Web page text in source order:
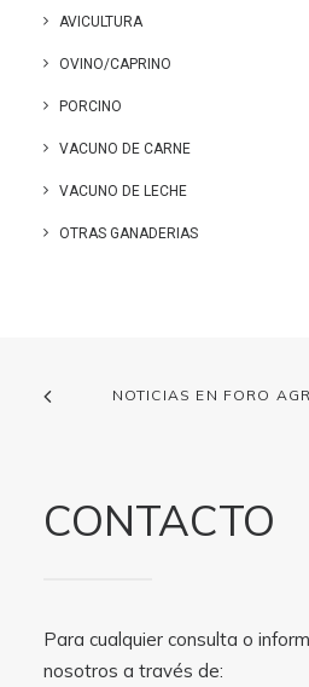
AVICULTURA
OVINO/CAPRINO
PORCINO
VACUNO DE CARNE
VACUNO DE LECHE
OTRAS GANADERIAS
NOTICIAS EN FORO
CONTACTO
Para cualquier consulta o
nosotros a través de: